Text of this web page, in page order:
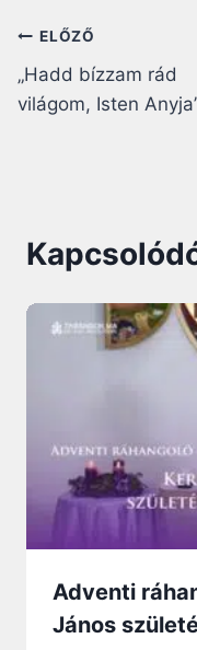
Bejegyzés
navigáció
ELŐZŐ
„Hadd bízzam rád
világom, Isten
Adventi
János